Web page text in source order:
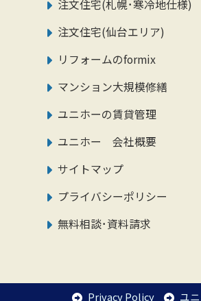
注文住宅(札幌･寒冷地仕様)
注文住宅(仙台エリア)
リフォームのformix
マンション大規模修繕
ユニホーの賃貸管理
ユニホー 会社概要
サイトマップ
プライバシーポリシー
無料相談･資料請求
Privacy Policy ユ